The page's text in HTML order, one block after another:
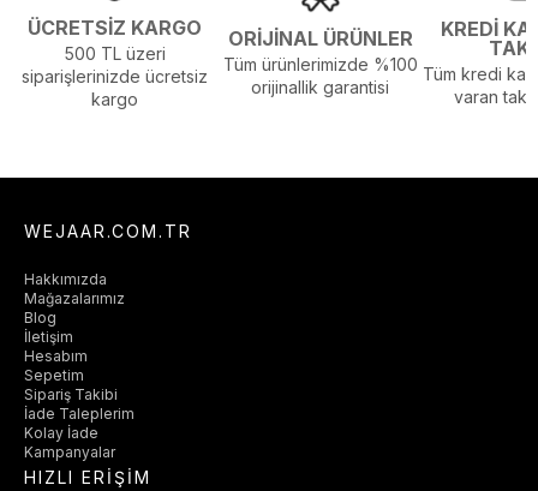
ÜCRETSİZ KARGO
500 TL üzeri
siparişlerinizde ücretsiz
kargo
ORİJİNAL ÜRÜNLER
Tüm ürünlerimizde %100
orijinallik garantisi
KREDİ
Tüm kredi
varan
WEJAAR.COM.TR
Hakkımızda
Mağazalarımız
Blog
İletişim
Hesabım
Sepetim
Sipariş Takibi
İade Taleplerim
Kolay İade
Kampanyalar
HIZLI ERİŞİM